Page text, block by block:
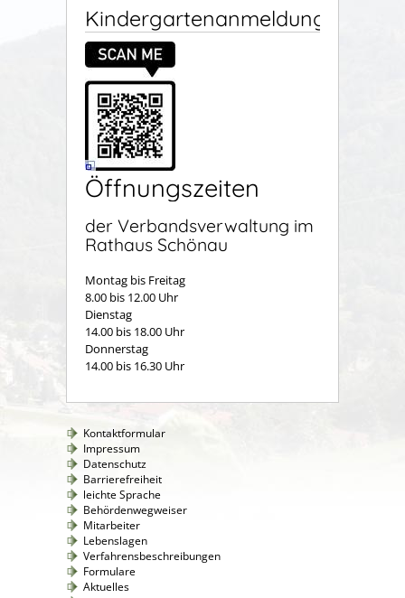
Kindergartenanmeldung
Öffnungszeiten
der Verbandsverwaltung im
Rathaus Schönau
Montag bis Freitag
8.00 bis 12.00 Uhr
Dienstag
14.00 bis 18.00 Uhr
Donnerstag
14.00 bis 16.30 Uhr
Kontaktformular
Impressum
Datenschutz
Barrierefreiheit
leichte Sprache
Behördenwegweiser
Mitarbeiter
Lebenslagen
Verfahrensbeschreibungen
Formulare
Aktuelles